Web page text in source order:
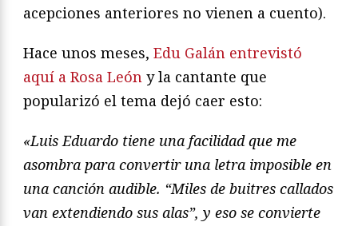
acepciones anteriores no vienen a cuento).
Hace unos meses, Edu Galán entrevistó
aquí a Rosa León y la cantante que
popularizó el tema dejó caer esto:
«Luis Eduardo tiene una facilidad que me
asombra para convertir una letra imposible en
una canción audible. “Miles de buitres callados
van extendiendo sus alas”, y eso se convierte